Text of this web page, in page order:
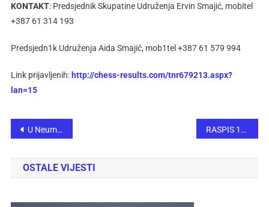
KONTAKT: Predsjednik Skupatine Udruženja Ervin Smajić, mobitel
+387 61 314 193
Predsjedn1k Udruženja Aida Smajić, mob1tel +387 61 579 994
Link prijavljenih: http://chess-results.com/tnr679213.aspx?
lan=15
U Neumu održano 22. Kadetsko i juniorsko prvenstvo Bosne i Hercegovine RASPIS 11. MEMORIJALNI ŠAHOVSKI TURNIR “OBRAD MANOJLOVIĆ”
OSTALE VIJESTI